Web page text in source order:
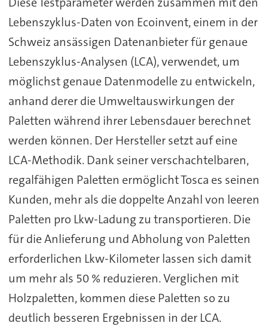
Lebenszyklus-Daten von Ecoinvent, einem in der
Schweiz ansässigen Datenanbieter für genaue
Lebenszyklus-Analysen (LCA), verwendet, um
möglichst genaue Datenmodelle zu entwickeln,
anhand derer die Umweltauswirkungen der
Paletten während ihrer Lebensdauer berechnet
werden können. Der Hersteller setzt auf eine
LCA-Methodik. Dank seiner verschachtelbaren,
regalfähigen Paletten ermöglicht Tosca es seinen
Kunden, mehr als die doppelte Anzahl von leeren
Paletten pro Lkw-Ladung zu transportieren. Die
für die Anlieferung und Abholung von Paletten
erforderlichen Lkw-Kilometer lassen sich damit
um mehr als 50 % reduzieren. Verglichen mit
Holzpaletten, kommen diese Paletten so zu
deutlich besseren Ergebnissen in der LCA.